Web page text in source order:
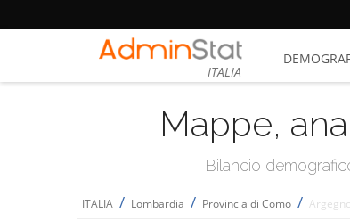
ITALIA
Mappe,
Bilancio
ITALIA / Lombardia / Provincia di Como / Argegno